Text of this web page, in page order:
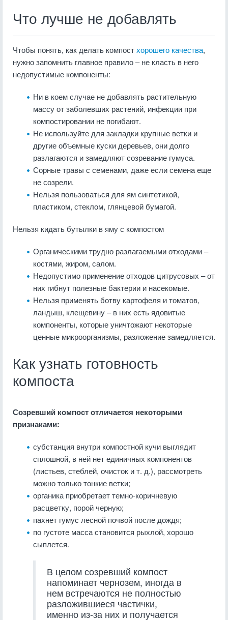
Что лучше не добавлять
Чтобы понять, как делать компостхорошего качества,
нужно запомнить главное правило – не класть в него
недопустимые компоненты:
Ни в коем случае не добавлять растительную
массу от заболевших растений, инфекции при
компостировании не погибают.
Не используйте для закладки крупные ветки и
другие объемные куски деревьев, они долго
разлагаются и замедляют созревание гумуса.
Сорные травы с семенами, даже если семена еще
не созрели.
Нельзя пользоваться для ям синтетикой,
пластиком, стеклом, глянцевой бумагой.
Нельзя кидать бутылки в яму с компостом
Органическими трудно разлагаемыми отходами –
костями, жиром, салом.
Недопустимо применение отходов цитрусовых – от
них гибнут полезные бактерии и насекомые.
Нельзя применять ботву картофеля и томатов,
ландыш, клещевину – в них есть ядовитые
компоненты, которые уничтожают некоторые
ценные микроорганизмы, разложение замедляется.
Как узнать готовность
компоста
Созревший компост отличается некоторыми
признаками:
субстанция внутри компостной кучи выглядит
сплошной, в ней нет единичных компонентов
(листьев, стеблей, очисток и т. д.), рассмотреть
можно только тонкие ветки;
органика приобретает темно-коричневую
расцветку, порой черную;
пахнет гумус лесной почвой после дождя;
по густоте масса становится рыхлой, хорошо
сыплется.
В целом созревший компост
напоминает чернозем, иногда в
нем встречаются не полностью
разложившиеся частички,
именно из-за них и получается